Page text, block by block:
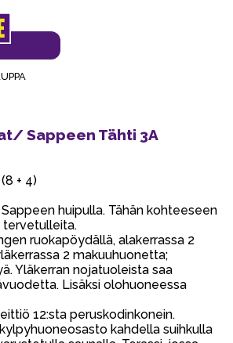
Sappeen Tähti 3A
+ 4)
huipulla. Tähän kohteeseen
ruokapöydällä, alakerrassa 2
2 makuuhuonetta;
Yläkerran nojatuoleista saa
Lisäksi olohuoneessa
12:sta peruskodinkonein.
kahdella suihkulla